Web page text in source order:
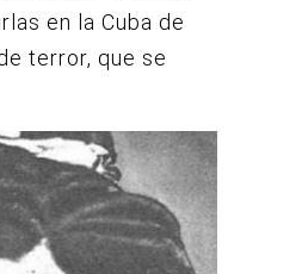
en la Cuba de
terror, que se